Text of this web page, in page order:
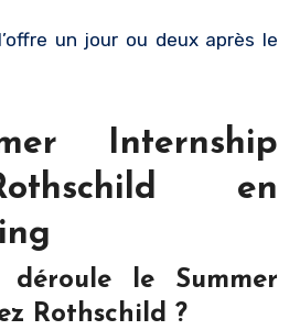
un jour ou deux après le
Internship
en
déroule le Summer
Rothschild ?